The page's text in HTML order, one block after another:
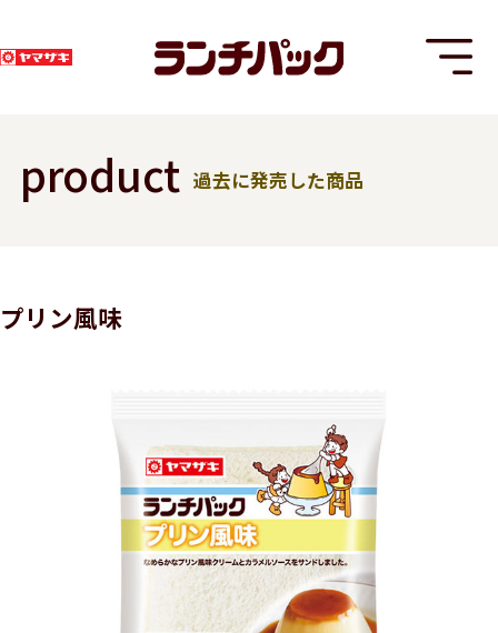
product 過去に発売した商品
プリン風味